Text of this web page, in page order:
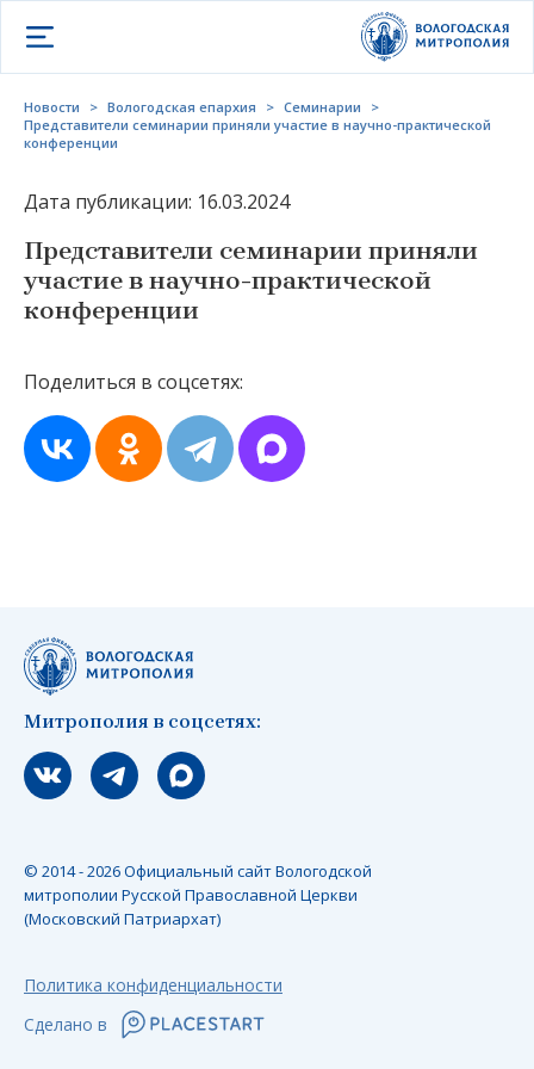
Открыть меню
Новости > Вологодская епархия > Семинарии
>
Представители семинарии приняли участие в научно-практической
конференции
Дата публикации: 16.03.2024
Представители семинарии приняли
участие в научно-практической
конференции
Поделиться в соцсетях:
Митрополия в соцсетях:
Мы вконтакте
Мы в telegram
Мы в Макс
© 2014 - 2026 Официальный сайт Вологодской
митрополии Русской Православной Церкви
(Московский Патриархат)
Политика конфиденциальности
Сделано в